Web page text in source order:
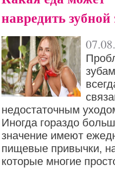
навредить
недостаточным
Иногда гораздо
значение имеют
пищевые привычки,
которые многие